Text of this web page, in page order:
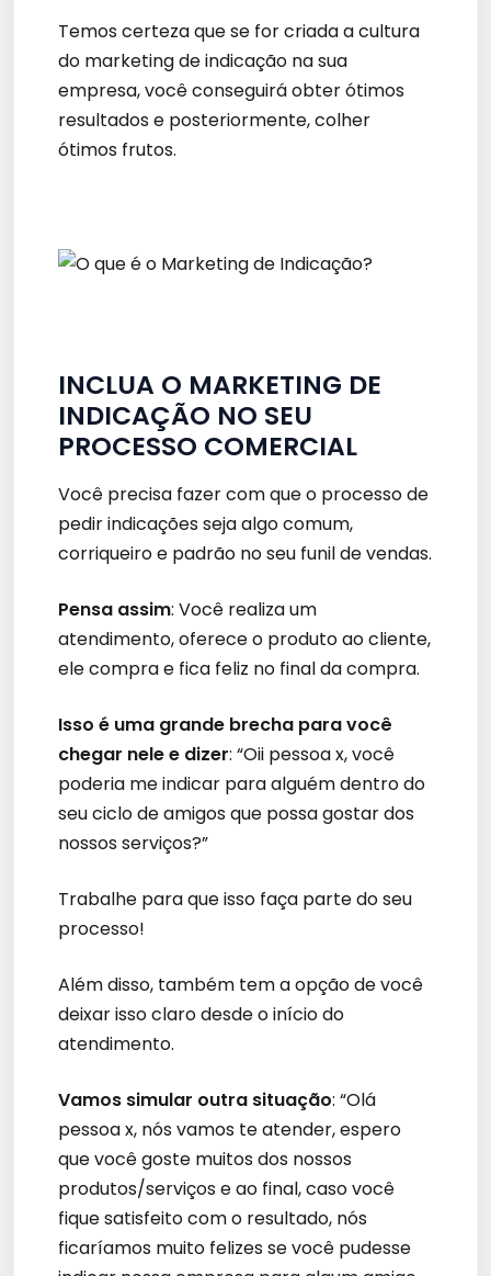
Temos certeza que se for criada a cultura
do marketing de indicação na sua
empresa, você conseguirá obter ótimos
resultados e posteriormente, colher
ótimos frutos.
INCLUA O MARKETING DE
INDICAÇÃO NO SEU
PROCESSO COMERCIAL
Você precisa fazer com que o processo de
pedir indicações seja algo comum,
corriqueiro e padrão no seu funil de vendas.
Pensa assim: Você realiza um
atendimento, oferece o produto ao cliente,
ele compra e fica feliz no final da compra.
Isso é uma grande brecha para você
chegar nele e dizer: “Oii pessoa x, você
poderia me indicar para alguém dentro do
seu ciclo de amigos que possa gostar dos
nossos serviços?”
Trabalhe para que isso faça parte do seu
processo!
Além disso, também tem a opção de você
deixar isso claro desde o início do
atendimento.
Vamos simular outra situação: “Olá
pessoa x, nós vamos te atender, espero
que você goste muitos dos nossos
produtos/serviços e ao final, caso você
fique satisfeito com o resultado, nós
ficaríamos muito felizes se você pudesse